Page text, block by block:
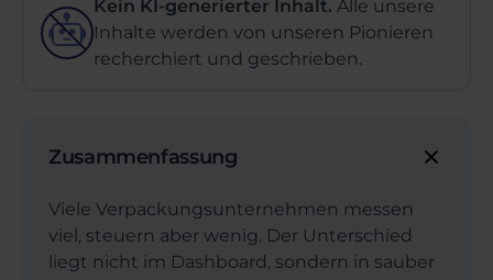
Kein KI-generierter Inhalt. Alle unsere
Inhalte werden von unseren Pionieren
recherchiert und geschrieben.
Zusammenfassung
Viele Verpackungsunternehmen messen
viel, steuern aber wenig. Der Unterschied
liegt nicht im Dashboard, sondern in sauber